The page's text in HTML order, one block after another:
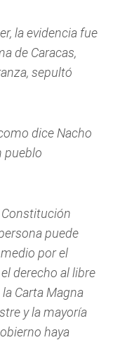
la evidencia fue
de Caracas,
sepultó
dice Nacho
pueblo
puede
por el
derecho al libre
Carta Magna
y la mayoría
haya